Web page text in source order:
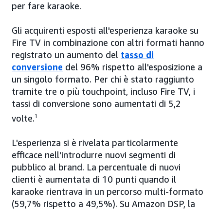
per fare karaoke.
Gli acquirenti esposti all'esperienza karaoke su
Fire TV in combinazione con altri formati hanno
registrato un aumento del tasso di
conversione del 96% rispetto all'esposizione a
un singolo formato. Per chi è stato raggiunto
tramite tre o più touchpoint, incluso Fire TV, i
tassi di conversione sono aumentati di 5,2
volte.1
L'esperienza si è rivelata particolarmente
efficace nell'introdurre nuovi segmenti di
pubblico al brand. La percentuale di nuovi
clienti è aumentata di 10 punti quando il
karaoke rientrava in un percorso multi-formato
(59,7% rispetto a 49,5%). Su Amazon DSP, la